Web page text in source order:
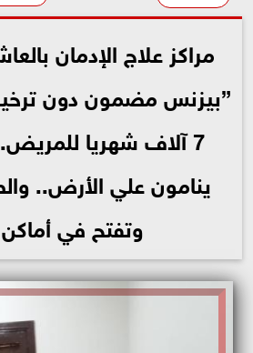
مراكز علاج الإدمان
”بيزنس مضمون دون
7 آلاف شهريا
ينامون علي الأرض..
وتفتح في أماكن